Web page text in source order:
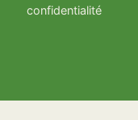
confidentialité